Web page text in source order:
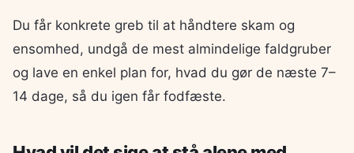
Du får konkrete greb til at håndtere skam og
ensomhed, undgå de mest almindelige faldgruber
og lave en enkel plan for, hvad du gør de næste 7–
14 dage, så du igen får fodfæste.